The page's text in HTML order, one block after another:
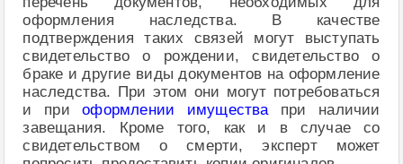
оформления наследства. В качестве
подтверждения таких связей могут выступать
свидетельство о рождении, свидетельство о
браке и другие виды документов на оформление
наследства. При этом они могут потребоваться
и приоформлении имуществапри наличии
завещания. Кроме того, как и в случае со
свидетельством о смерти, эксперт может